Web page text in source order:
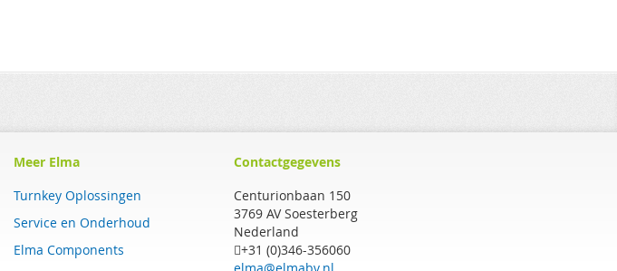
Meer Elma
Turnkey Oplossingen
Service en Onderhoud
Elma Components
Contactgegevens
Centurionbaan 150
3769 AV Soesterberg
Nederland
+31 (0)346-356060